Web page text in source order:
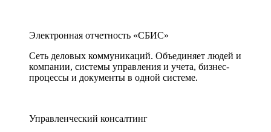
Электронная отчетность «СБИС»
Сеть деловых коммуникаций. Объединяет людей и
компании, системы управления и учета, бизнес-
процессы и документы в одной системе.
Управленческий консалтинг